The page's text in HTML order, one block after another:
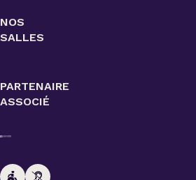
NOS
SALLES
PARTENAIRE
ASSOCIÉ